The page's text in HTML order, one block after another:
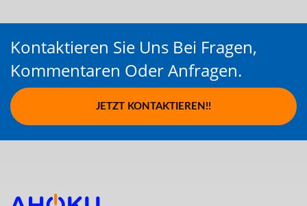
Kontaktieren Sie Uns Bei Fragen,
Kommentaren Oder Anfragen.
JETZT KONTAKTIEREN!!